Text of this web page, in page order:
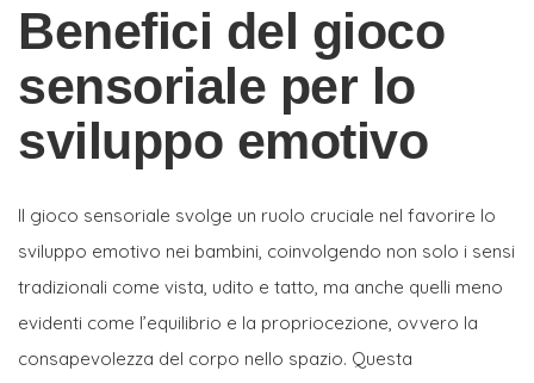
Benefici del gioco
sensoriale per lo
sviluppo emotivo
Il gioco sensoriale svolge un ruolo cruciale nel favorire lo
sviluppo emotivo nei bambini, coinvolgendo non solo i sensi
tradizionali come vista, udito e tatto, ma anche quelli meno
evidenti come l’equilibrio e la propriocezione, ovvero la
consapevolezza del corpo nello spazio. Questa